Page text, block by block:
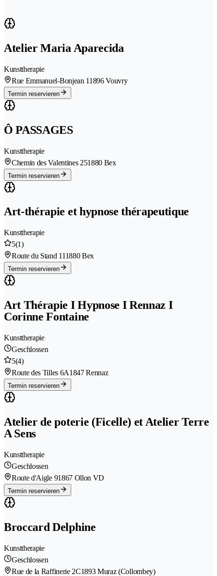
Atelier Maria Aparecida
Kunsttherapie
Rue Emmanuel-Bonjean 11896 Vouvry
Termin reservieren
Ô PASSAGES
Kunsttherapie
Chemin des Valentines 251880 Bex
Termin reservieren
Art-thérapie et hypnose thérapeutique
Kunsttherapie
5(1)
Route du Stand 111880 Bex
Termin reservieren
Art Thérapie I Hypnose I Rennaz I
Corinne Fontaine
Kunsttherapie
Geschlossen
5(4)
Route des Tilles 6A1847 Rennaz
Termin reservieren
Atelier de poterie (Ficelle) et Atelier Terre
A Sens
Kunsttherapie
Geschlossen
Route d'Aigle 91867 Ollon VD
Termin reservieren
Broccard Delphine
Kunsttherapie
Geschlossen
Rue de la Raffinerie 2C1893 Muraz (Collombey)